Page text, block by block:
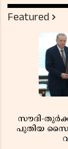
Featured
സൗദി-
പുതിയ